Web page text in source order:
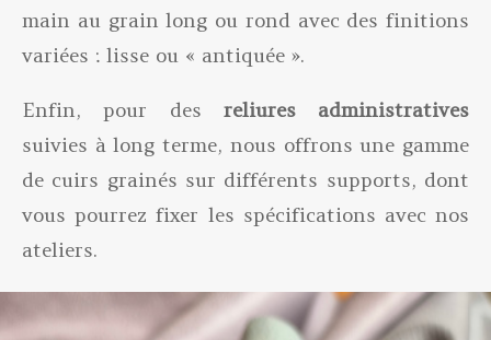
main au grain long ou rond avec des finitions
variées : lisse ou « antiquée ».
Enfin, pour des reliures administratives
suivies à long terme, nous offrons une gamme
de cuirs grainés sur différents supports, dont
vous pourrez fixer les spécifications avec nos
ateliers.